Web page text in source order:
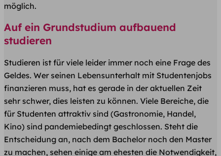
möglich.
Auf ein Grundstudium aufbauend
studieren
Studieren ist für viele leider immer noch eine Frage des
Geldes. Wer seinen Lebensunterhalt mit Studentenjobs
finanzieren muss, hat es gerade in der aktuellen Zeit
sehr schwer, dies leisten zu können. Viele Bereiche, die
für Studenten attraktiv sind (Gastronomie, Handel,
Kino) sind pandemiebedingt geschlossen. Steht die
Entscheidung an, nach dem Bachelor noch den Master
zu machen, sehen einige am ehesten die Notwendigkeit,